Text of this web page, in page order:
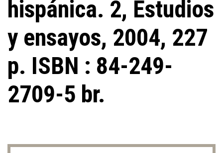
hispánica. 2, Estudios
y ensayos, 2004, 227
p. ISBN : 84-249-
2709-5 br.